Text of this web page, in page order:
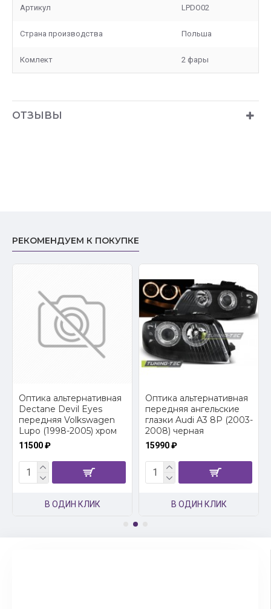
Артикул LPDO02
Страна производства Польша
Комлект 2 фары
ОТЗЫВЫ
РЕКОМЕНДУЕМ К ПОКУПКЕ
Оптика альтернативная
Dectane Devil Eyes
передняя Volkswagen
Lupo (1998-2005) хром
11500 ₽
В ОДИН КЛИК
Оптика альтернативная
передняя ангельские
глазки Audi A3 8P (2003-
2008) черная
15990 ₽
В ОДИН КЛИК